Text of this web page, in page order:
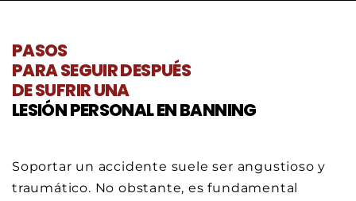
PASOS
PARA SEGUIR DESPUÉS
DE SUFRIR UNA
LESIÓN PERSONAL EN BANNING
Soportar un accidente suele ser angustioso y
traumático. No obstante, es fundamental